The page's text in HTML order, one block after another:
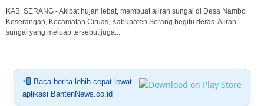
KAB. SERANG - Akibat hujan lebat, membuat aliran sungai di Desa Nambo
Keserangan, Kecamatan Ciruas, Kabupaten Serang begitu deras. Aliran
sungai yang meluap tersebut juga...
Baca berita lebih cepat lewat
aplikasi BantenNews.co.id